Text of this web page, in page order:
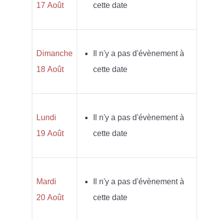
17 Août
cette date
Dimanche
18 Août
Il n'y a pas d'évènement à
cette date
Lundi
19 Août
Il n'y a pas d'évènement à
cette date
Mardi
20 Août
Il n'y a pas d'évènement à
cette date